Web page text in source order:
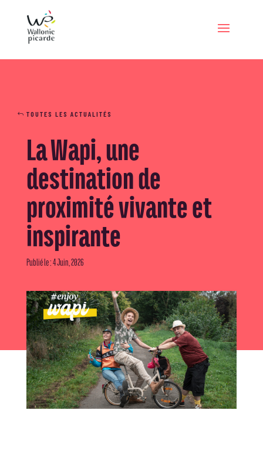
TOUTES LES ACTUALITÉS
La Wapi, une
destination de
proximité vivante et
inspirante
Publié le : 4 Juin, 2026